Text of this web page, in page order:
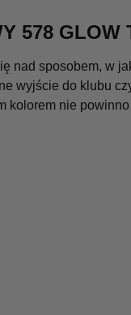
578 GLOW
nad sposobem, w
wyjście do klubu
kolorem nie